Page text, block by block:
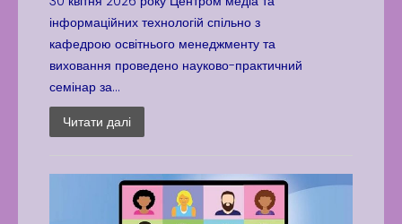
інформаційних технологій спільно з
кафедрою освітнього менеджменту та
виховання проведено науково-практичний
семінар за...
Читати далі